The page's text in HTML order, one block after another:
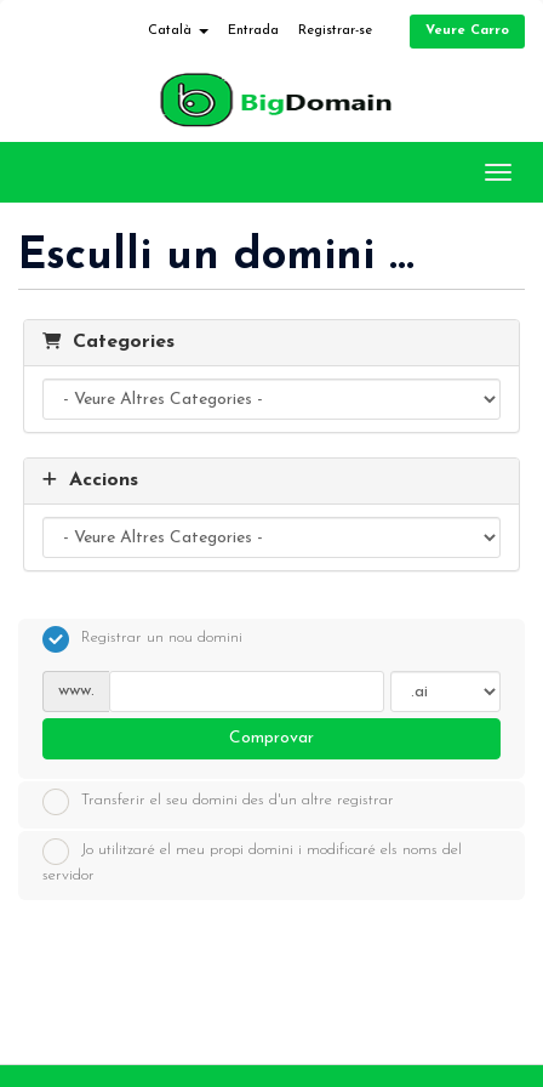
Català Entrada Registrar-se Veure Carro
Esculli un domini ...
Categories
Accions
Registrar un nou domini
www.
Comprovar
Transferir el seu domini des d'un altre registrar
Jo utilitzaré el meu propi domini i modificaré els noms del
servidor